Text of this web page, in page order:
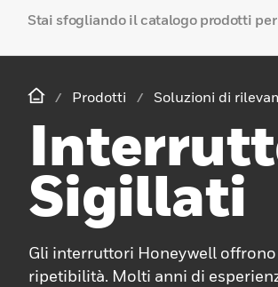
Stai sfogliando il catalogo prodotti per
Prodotti Soluzioni di
Sigillati
Gli interruttori Honeywell
ripetibilità. Molti anni di